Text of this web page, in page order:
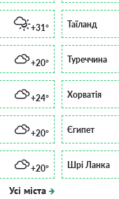
+31°
+20°
+24°
+20°
+20°
Усі міста
Таїланд
Туреччина
Хорватія
Єгипет
Шрі Ланка